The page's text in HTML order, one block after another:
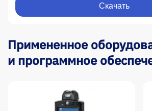
Скачать
Примененное
и программное